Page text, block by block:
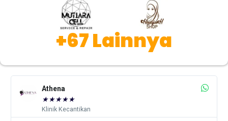
+67 Lainnya
Athena
★★★★★
Klinik Kecantikan